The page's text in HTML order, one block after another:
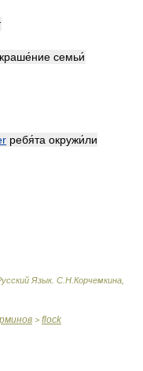
семьи́
ребя́та окружи́ли
Язык. С.Н.Корчемкина,
> flock